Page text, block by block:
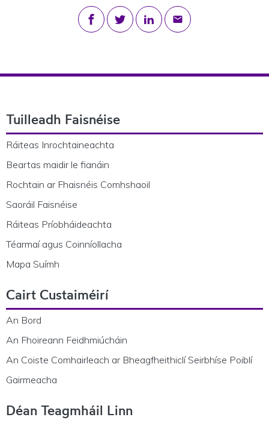
Share on Facebook
Share on Twitter
Share on LinkedIn
Share via email
Tuilleadh Faisnéise
Ráiteas Inrochtaineachta
Beartas maidir le fianáin
Rochtain ar Fhaisnéis Comhshaoil
Saoráil Faisnéise
Ráiteas Príobháideachta
Téarmaí agus Coinníollacha
Mapa Suímh
Cairt Custaiméirí
An Bord
An Fhoireann Feidhmiúcháin
An Coiste Comhairleach ar Bheagfheithiclí Seirbhíse Poiblí
Gairmeacha
Déan Teagmháil Linn